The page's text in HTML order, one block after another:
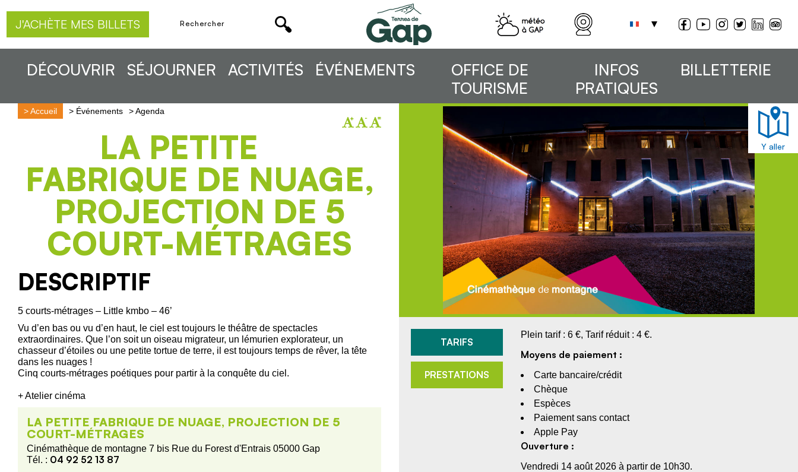
J'ACHÈTE MES BILLETS
DÉCOUVRIR SÉJOURNER ACTIVITÉS ÉVÉNEMENTS
OFFICE DE
TOURISME
INFOS
PRATIQUES
BILLETTERIE
>Accueil > Événements >Agenda
LA PETITE
FABRIQUE DE NUAGE,
PROJECTION DE 5
COURT-MÉTRAGES
DESCRIPTIF
5 courts-métrages – Little kmbo – 46’
Vu d’en bas ou vu d’en haut, le ciel est toujours le théâtre de spectacles
extraordinaires. Que l’on soit un oiseau migrateur, un lémurien explorateur, un
chasseur d’étoiles ou une petite tortue de terre, il est toujours temps de rêver, la tête
dans les nuages !
Cinq courts-métrages poétiques pour partir à la conquête du ciel.
+ Atelier cinéma
LA PETITE FABRIQUE DE NUAGE, PROJECTION DE 5
COURT-MÉTRAGES
Cinémathèque de montagne 7 bis Rue du Forest d'Entrais 05000 Gap
Tél. : 04 92 52 13 87
Y aller
TARIFS
PRESTATIONS
Plein tarif : 6 €, Tarif réduit : 4 €.
Moyens de paiement :
Carte bancaire/crédit
Chèque
Espèces
Paiement sans contact
Apple Pay
Ouverture :
Vendredi 14 août 2026 à partir de 10h30.